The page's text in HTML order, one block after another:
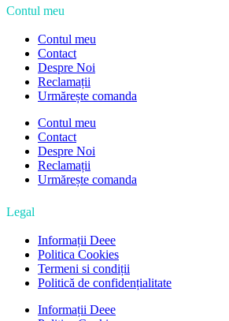
Contul meu
Contul meu
Contact
Despre Noi
Reclamații
Urmărește comanda
Contul meu
Contact
Despre Noi
Reclamații
Urmărește comanda
Legal
Informații Deee
Politica Cookies
Termeni si condiții
Politică de confidențialitate
Informații Deee